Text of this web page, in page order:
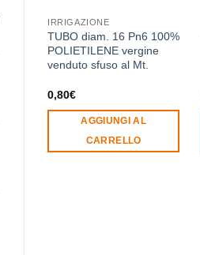
IRRIGAZIONE
TUBO diam. 16 Pn6 100%
POLIETILENE vergine
venduto sfuso al Mt.
0,80€
AGGIUNGI AL
CARRELLO